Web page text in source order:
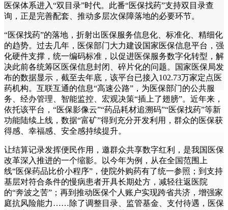
医保体系进入“双目录”时代。此番“医保找药”支持双目录查
询，正是完善配套、推动多层次保障落地的必要环节。
“医保找药”的落地，折射出医保服务信息化、标准化、精细化
的趋势。过去几年，医保部门大力建设国家医保信息平台，强
化硬件支撑，统一编码标准，以促进医保服务数字化转型，解
决此前各统筹区医保信息封闭、碎片化的问题。国家医保局发
布的数据显示，截至去年底，该平台已接入102.73万家定点医
药机构。互联互通的信息“高速公路”，为医保部门的公共服
务、经办管理、智能监控、宏观决策“插上了翅膀”。近年来，
依托该平台，“医保影像云”“药品耗材追溯码”“医保找药”等新
功能陆续上线，数据“富矿”得到充分开发利用，群众的医保获
得感、幸福感、安全感持续提升。
让结算记录发挥便民作用，邀群众共享数字红利，是我国医保
改革深入推进的一个缩影。以今年为例，从在全国范围上
线“医保药品比价小程序”，使院外购药有了统一参照；到支持
基层对符合条件的慢病患者开具长期处方，减轻往返医院
的“奔波之苦”；再到推动医保个人账户实现跨省共济，增强家
庭抗风险能力……除了调整目录、监管基金、支付待遇，医保